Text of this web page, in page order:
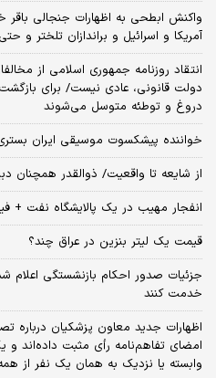
واکنش ابطحی به اظهارات جنجالی
آمریکا و اسرائیل و براندازان تلختر و
انتقاد روزنامه جمهوری اسلامی از
دولت قانونی، عادی نیست/ برای
دروغ و توطئه متوسل می‌شوند
خواننده پیشکسوت موسیقی ایران
از شایعه تا واقعیت/ ذوالقدر همچنان
انفجار مهیب در یک پالایشگاه نفت +
قیمت یک لیتر بنزین در عراق چند؟
خدمت کنند
امضای تفاهم‌نامه رأی مثبت داده‌اند
وابسته یا نزدیک به همان یک نفر از